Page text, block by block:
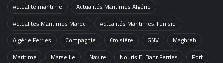
Actualité maritime
Actualités Maritimes Algérie
Actualités Maritimes Maroc
Actualités Maritimes Tunisie
Algérie Ferries
Compagnie Croisière GNV
Maghreb
Maritime
Marseille Navire Nouris El Bahr Ferries
Port